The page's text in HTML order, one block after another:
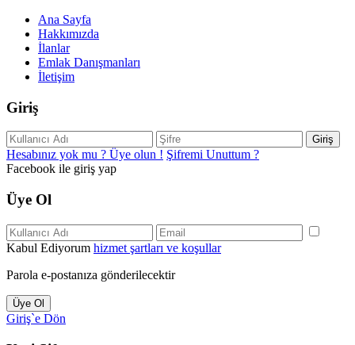
Ana Sayfa
Hakkımızda
İlanlar
Emlak Danışmanları
İletişim
Giriş
Giriş
Hesabınız yok mu ? Üye olun ! Şifremi Unuttum ?
Facebook ile giriş yap
Üye Ol
Kabul Ediyorum hizmet şartları ve koşullar
Parola e-postanıza gönderilecektir
Üye Ol
Giriş`e Dön